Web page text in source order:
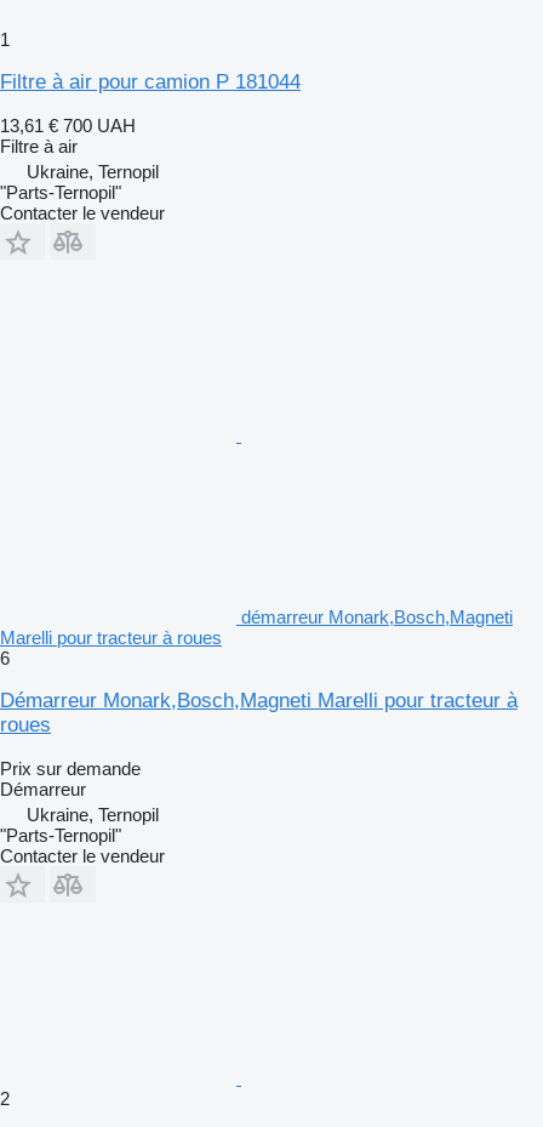
1
Filtre à air pour camion P 181044
13,61 € 700 UAH
Filtre à air
Ukraine, Ternopil
"Parts-Ternopil"
Contacter le vendeur
démarreur Monark,Bosch,Magneti
Marelli pour tracteur à roues
6
Démarreur Monark,Bosch,Magneti Marelli pour tracteur à
roues
Prix sur demande
Démarreur
Ukraine, Ternopil
"Parts-Ternopil"
Contacter le vendeur
2